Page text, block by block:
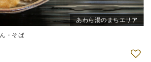
あわら湯のまちエリア
・そば